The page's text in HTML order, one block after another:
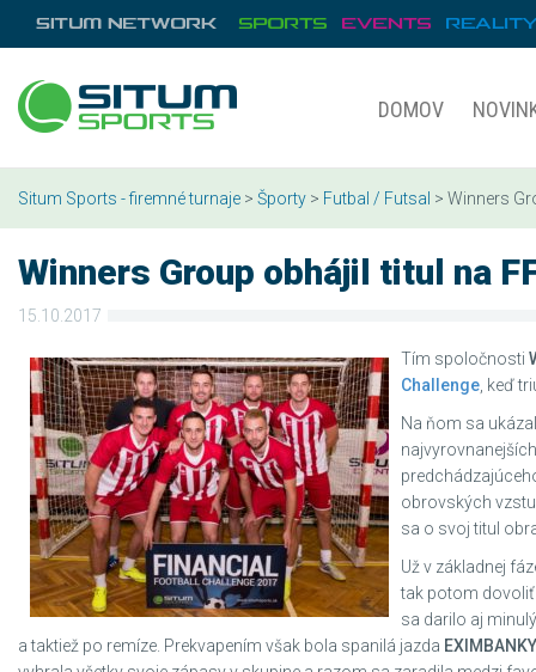
DOMOV
Situm Sports - firemné turnaje > Športy > Futbal / Futsal > Winners
Winners Group obhájil titul na
15.10.2017
Tím spoločnosti
Challenge , keď
Na ňom sa
obrovských
sa o svoj titul
Už v základnej
tak potom dovoliť
sa darilo aj
a taktiež po remíze. Prekvapením však bola spanilá jazda